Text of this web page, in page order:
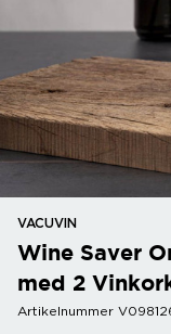
VACUVIN
Wine Saver
med 2
Artikelnummer